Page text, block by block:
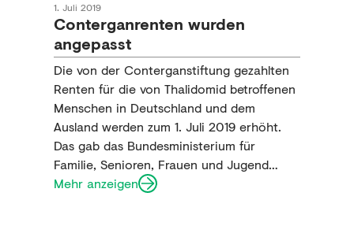
1. Juli 2019
Conterganrenten wurden
angepasst
Die von der Conterganstiftung gezahlten
Renten für die von Thalidomid betroffenen
Menschen in Deutschland und dem
Ausland werden zum 1. Juli 2019 erhöht.
Das gab das Bundesministerium für
Familie, Senioren, Frauen und Jugend
(BMFSFJ) über den Bundesanzeiger
Mehr anzeigen